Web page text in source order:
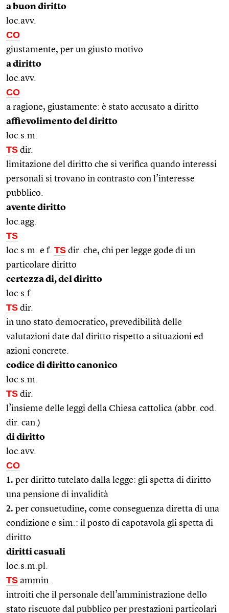
a buon diritto
loc.avv.
CO
giustamente, per un giusto motivo
a diritto
loc.avv.
CO
a ragione, giustamente: è stato accusato a diritto
affievolimento del diritto
loc.s.m.
TS dir.
limitazione del diritto che si verifica quando interessi
personali si trovano in contrasto con l’interesse
pubblico.
avente diritto
loc.agg.
TS
loc.s.m. e f. TS dir. che, chi per legge gode di un
particolare diritto
certezza di, del diritto
loc.s.f.
TS dir.
in uno stato democratico, prevedibilità delle
valutazioni date dal diritto rispetto a situazioni ed
azioni concrete.
codice di diritto canonico
loc.s.m.
TS dir.
l’insieme delle leggi della Chiesa cattolica (abbr. cod.
dir. can.)
di diritto
loc.avv.
CO
1. per diritto tutelato dalla legge: gli spetta di diritto
una pensione di invalidità
2. per consuetudine, come conseguenza diretta di una
condizione e sim.: il posto di capotavola gli spetta di
diritto
diritti casuali
loc.s.m.pl.
TS ammin.
introiti che il personale dell’amministrazione dello
stato riscuote dal pubblico per prestazioni particolari